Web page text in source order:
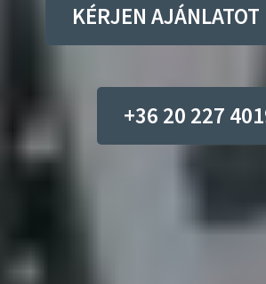
KÉRJEN
+36 20 227